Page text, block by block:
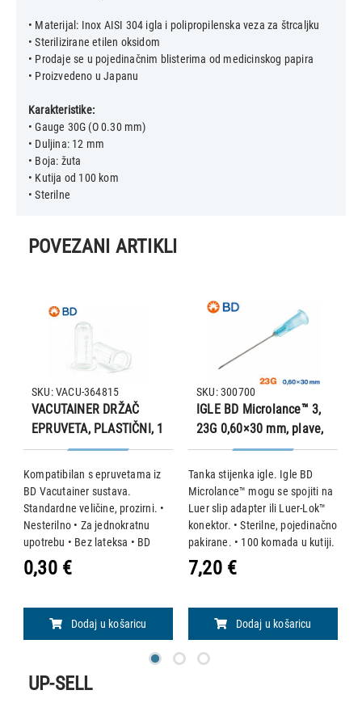
• Materijal: Inox AISI 304 igla i polipropilenska veza za štrcaljku
• Sterilizirane etilen oksidom
• Prodaje se u pojedinačnim blisterima od medicinskog papira
• Proizvedeno u Japanu
Karakteristike:
• Gauge 30G (O 0.30 mm)
• Duljina: 12 mm
• Boja: žuta
• Kutija od 100 kom
POVEZANI ARTIKLI
VACUTAINER DRŽAČ
EPRUVETA, PLASTIČNI, 1
KOMAD
Kompatibilan s epruvetama iz
BD Vacutainer sustava.
Standardne veličine, prozirni. •
Nesterilno • Za jednokratnu
upotrebu • Bez lateksa • BD
364815
SKU: VACU-364815
0,30 €
Dodaj u košaricu
IGLE BD Microlance™ 3,
23G 0,60×30 mm, plave,
100 kom. (300700)
Tanka stijenka igle. Igle BD
Microlance™ mogu se spojiti na
Luer slip adapter ili Luer-Lok™
konektor. • Sterilne, pojedinačno
pakirane. • 100 komada u kutiji.
• BD 300700 / Becton &
Dickinson
SKU: 300700
7,20 €
Dodaj u košaricu
UP-SELL